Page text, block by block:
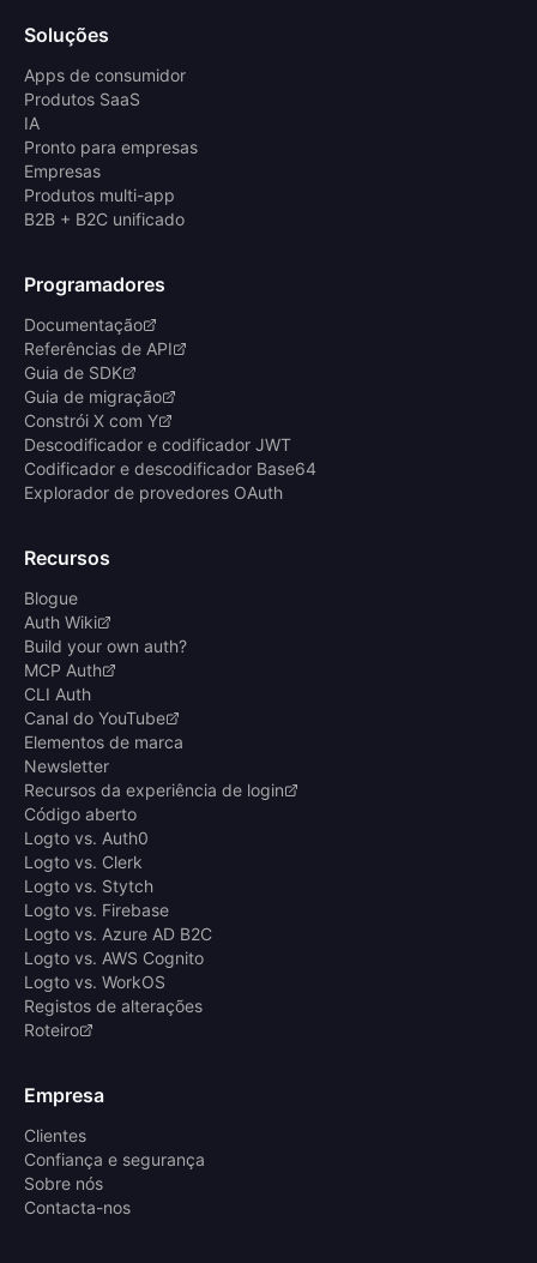
Soluções
Apps de consumidor
Produtos SaaS
IA
Pronto para empresas
Empresas
Produtos multi-app
B2B + B2C unificado
Programadores
Documentação
Referências de API
Guia de SDK
Guia de migração
Constrói X com Y
Descodificador e codificador JWT
Codificador e descodificador Base64
Explorador de provedores OAuth
Recursos
Blogue
Auth Wiki
Build your own auth?
MCP Auth
CLI Auth
Canal do YouTube
Elementos de marca
Newsletter
Recursos da experiência de login
Código aberto
Logto vs. Auth0
Logto vs. Clerk
Logto vs. Stytch
Logto vs. Firebase
Logto vs. Azure AD B2C
Logto vs. AWS Cognito
Logto vs. WorkOS
Registos de alterações
Roteiro
Empresa
Clientes
Confiança e segurança
Sobre nós
Contacta-nos